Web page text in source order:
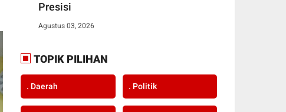
Presisi
Agustus 03, 2026
TOPIK PILIHAN
. Daerah . Politik